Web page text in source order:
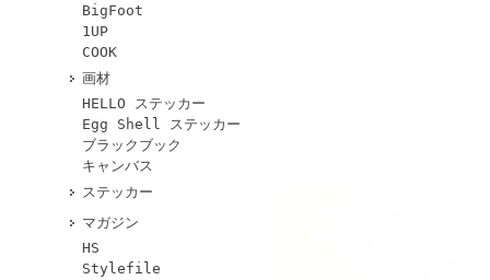
BigFoot
1UP
COOK
画材
HELLO ステッカー
Egg Shell ステッカー
ブラックブック
キャンバス
ステッカー
マガジン
HS
Stylefile